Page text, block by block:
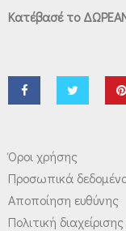
Κατέβασέ το
Όροι χρήσης
Προσωπικά
Αποποίηση ευθύνης
Πολιτική